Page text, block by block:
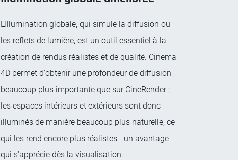
L'Illumination globale, qui simule la diffusion ou
les reflets de lumière, est un outil essentiel à la
création de rendus réalistes et de qualité. Cinema
4D permet d'obtenir une profondeur de diffusion
beaucoup plus importante que sur CineRender ;
les espaces intérieurs et extérieurs sont donc
illuminés de manière beaucoup plus naturelle, ce
qui les rend encore plus réalistes - un avantage
qui s'apprécie dès la visualisation.